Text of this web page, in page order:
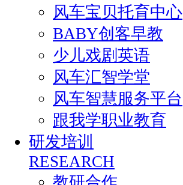
风车宝贝托育中心
BABY创客早教
少儿戏剧英语
风车汇智学堂
风车智慧服务平台
跟我学职业教育
研发培训
RESEARCH